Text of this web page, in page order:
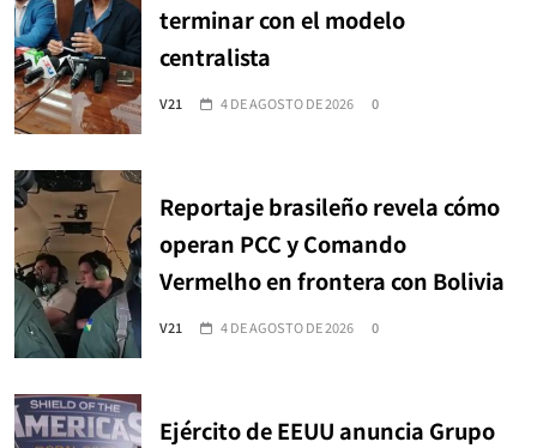
terminar con el modelo
centralista
V21 4 DE AGOSTO DE 2026 0
Reportaje brasileño revela cómo
operan PCC y Comando
Vermelho en frontera con Bolivia
V21 4 DE AGOSTO DE 2026 0
Ejército de EEUU anuncia Grupo